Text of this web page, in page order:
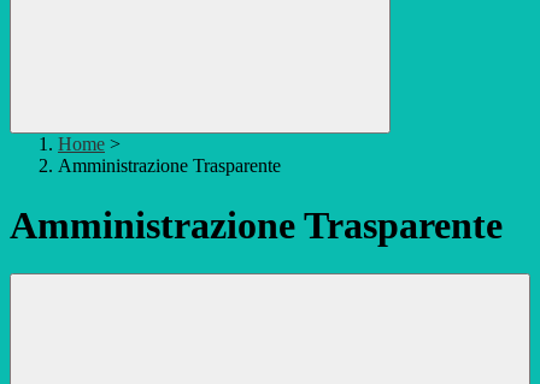
Home >
Amministrazione Trasparente
Amministrazione Trasparente